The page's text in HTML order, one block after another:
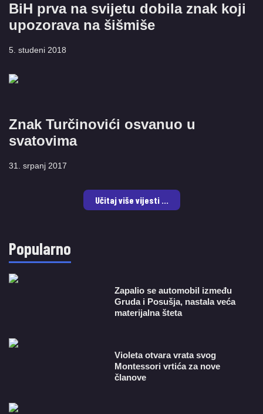
BiH prva na svijetu dobila znak koji
upozorava na šišmiše
5. studeni 2018
Znak Turčinovići osvanuo u
svatovima
31. srpanj 2017
Učitaj više vijesti ...
Popularno
Zapalio se automobil između
Gruda i Posušja, nastala veća
materijalna šteta
Violeta otvara vrata svog
Montessori vrtića za nove
članove